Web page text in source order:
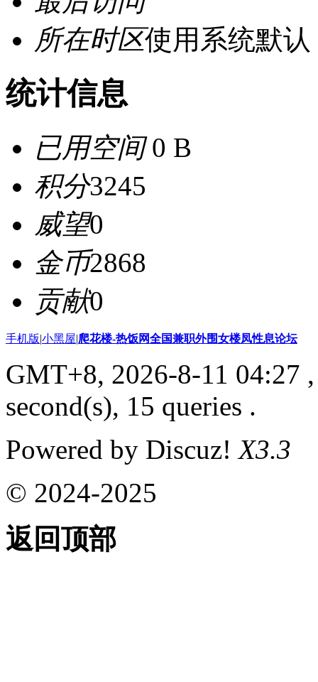
所在时区使用系统默认
统计信息
已用空间0 B
积分3245
威望0
金币2868
贡献0
手机版|小黑屋|爬花楼-热饭网全国兼职外围女楼凤性息论坛
GMT+8, 2026-8-11 04:27
second(s), 15 queries .
Powered by Discuz!X3.3
© 2024-2025
返回顶部